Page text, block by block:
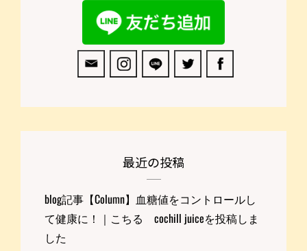
最近の投稿
blog記事【Column】血糖値をコントロールし
て健康に！｜こちる cochill juiceを投稿しま
した